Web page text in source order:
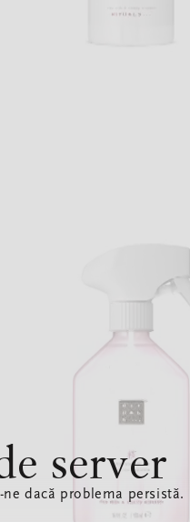
server
dacă problema persistă.